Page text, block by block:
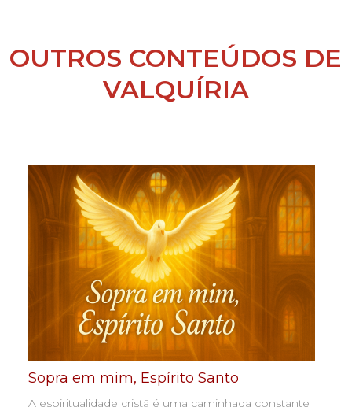
OUTROS CONTEÚDOS DE
VALQUÍRIA
Sopra em mim, Espírito Santo
A espiritualidade cristã é uma caminhada constante